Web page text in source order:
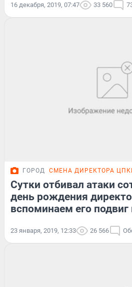
16 декабря, 2019, 07:47 33 560
ГОРОД СМЕНА ДИРЕКТОРА
Сутки отбивал атаки
день рождения
вспоминаем его подвиг
23 января, 2019, 12:33 26 566